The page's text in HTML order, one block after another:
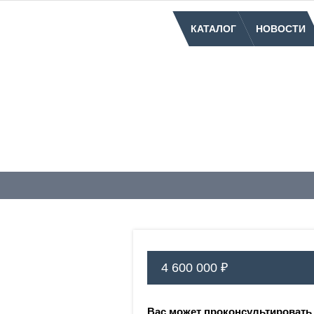
КАТАЛОГ НОВОСТИ
4 600 000 ₽
Вас может проконсультировать